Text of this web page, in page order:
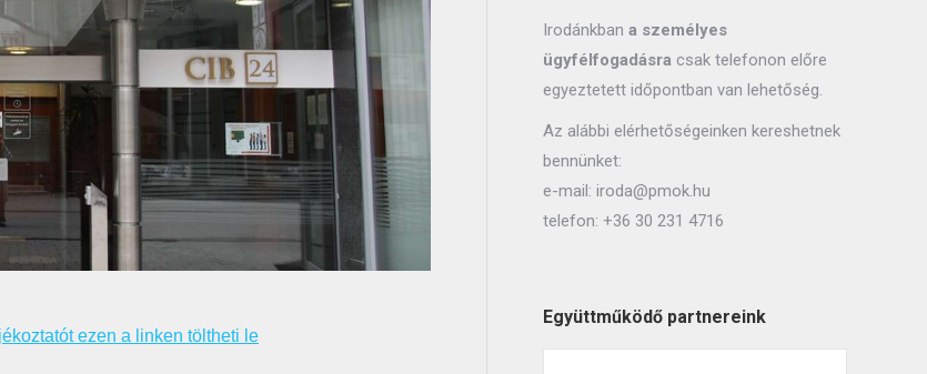
ezen a linken töltheti le
Irodánkban a személyes
ügyfélfogadásra csak telefonon előre
egyeztetett időpontban van lehetőség.
Az alábbi elérhetőségeinken kereshetnek
bennünket:
e-mail: iroda@pmok.hu
telefon: +36 30 231 4716
Együttműködő partnereink